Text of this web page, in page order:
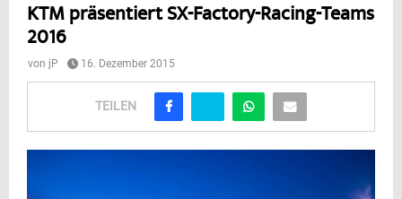
KTM präsentiert SX-Factory-Racing-Teams
2016
von jP 16. Dezember 2015
TEILEN